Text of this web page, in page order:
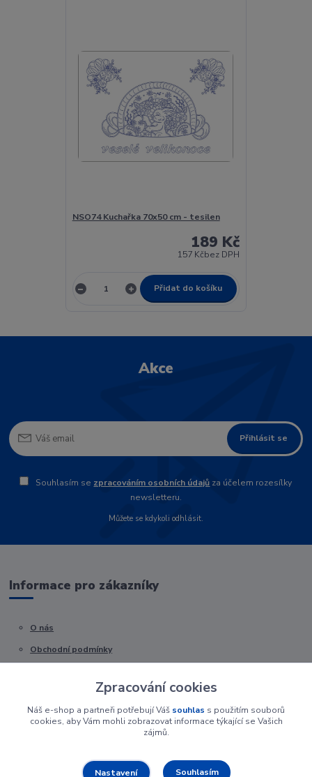
NSO74 Kuchařka 70x50 cm - tesilen
189 Kč
157 Kčbez DPH
Přidat do košíku
Akce
Přihlásit se
Souhlasím se zpracováním osobních údajů za účelem rozesílky
newsletteru.
Můžete se kdykoli odhlásit.
Informace pro zákazníky
O nás
Obchodní podmínky
Zpracování cookies
Náš e-shop a partneři potřebují Váš souhlas s použitím souborů
cookies, aby Vám mohli zobrazovat informace týkající se Vašich
zájmů.
Nastavení Souhlasím